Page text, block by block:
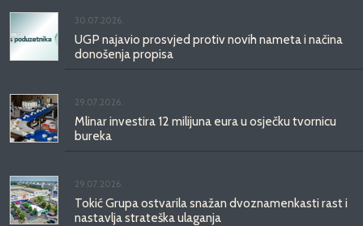
30.07.2026.
UGP najavio prosvjed protiv novih nameta i načina
donošenja propisa
29.07.2026.
Mlinar investira 12 milijuna eura u osječku tvornicu
bureka
29.07.2026.
Tokić Grupa ostvarila snažan dvoznamenkasti rast i
nastavlja strateška ulaganja